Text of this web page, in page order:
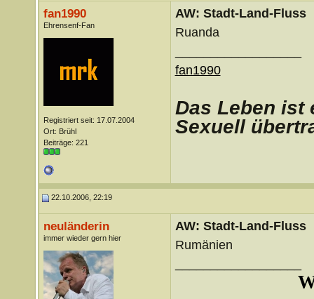
fan1990
Ehrensenf-Fan
Registriert seit: 17.07.2004
Ort: Brühl
Beiträge: 221
AW: Stadt-Land-Fluss
Ruanda
fan1990
Das Leben ist
Sexuell
22.10.2006, 22:19
neuländerin
immer wieder gern hier
AW: Stadt-Land-Fluss
Rumänien